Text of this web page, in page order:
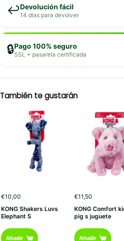
↩️Devolución fácil
14 días para devolver
🔒Pago 100% seguro
SSL + pasarela certificada
También te gustarán
€10,00
KONG Shakers Luvs
Elephant S
Añadir
€11,50
KONG Comfort
pig s juguete
Añadir